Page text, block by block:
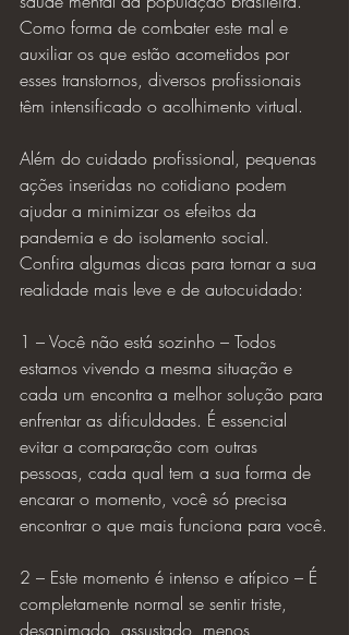
Como forma de combater este mal e
auxiliar os que estão acometidos por
esses transtornos, diversos profissionais
têm intensificado o acolhimento virtual.
Além do cuidado profissional, pequenas
ações inseridas no cotidiano podem
ajudar a minimizar os efeitos da
pandemia e do isolamento social.
Confira algumas dicas para tornar a sua
realidade mais leve e de autocuidado:
1 – Você não está sozinho – Todos
estamos vivendo a mesma situação e
cada um encontra a melhor solução para
enfrentar as dificuldades. É essencial
evitar a comparação com outras
pessoas, cada qual tem a sua forma de
encarar o momento, você só precisa
encontrar o que mais funciona para você.
2 – Este momento é intenso e atípico – É
completamente normal se sentir triste,
desanimado, assustado, menos